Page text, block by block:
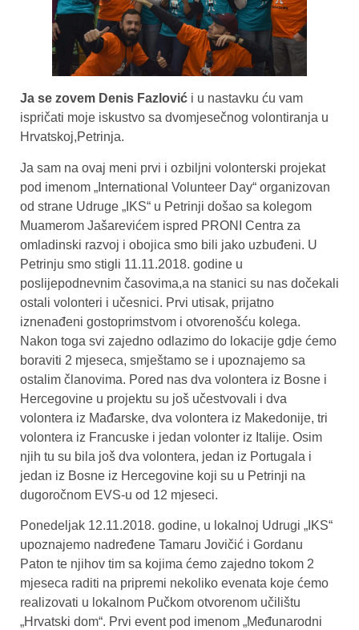
Ja se zovem Denis Fazlović i u nastavku ću vam
ispričati moje iskustvo sa dvomjesečnog volontiranja u
Hrvatskoj,Petrinja.
Ja sam na ovaj meni prvi i ozbiljni volonterski projekat
pod imenom „International Volunteer Day“ organizovan
od strane Udruge „IKS“ u Petrinji došao sa kolegom
Muamerom Jašarevićem ispred PRONI Centra za
omladinski razvoj i obojica smo bili jako uzbuđeni. U
Petrinju smo stigli 11.11.2018. godine u
poslijepodnevnim časovima,a na stanici su nas dočekali
ostali volonteri i učesnici. Prvi utisak, prijatno
iznenađeni gostoprimstvom i otvorenošću kolega.
Nakon toga svi zajedno odlazimo do lokacije gdje ćemo
boraviti 2 mjeseca, smještamo se i upoznajemo sa
ostalim članovima. Pored nas dva volontera iz Bosne i
Hercegovine u projektu su još učestvovali i dva
volontera iz Mađarske, dva volontera iz Makedonije, tri
volontera iz Francuske i jedan volonter iz Italije. Osim
njih tu su bila još dva volontera, jedan iz Portugala i
jedan iz Bosne iz Hercegovine koji su u Petrinji na
dugoročnom EVS-u od 12 mjeseci.
Ponedeljak 12.11.2018. godine, u lokalnoj Udrugi „IKS“
upoznajemo nadređene Tamaru Jovičić i Gordanu
Paton te njihov tim sa kojima ćemo zajedno tokom 2
mjeseca raditi na pripremi nekoliko evenata koje ćemo
realizovati u lokalnom Pučkom otvorenom učilištu
„Hrvatski dom“. Prvi event pod imenom „Međunarodni